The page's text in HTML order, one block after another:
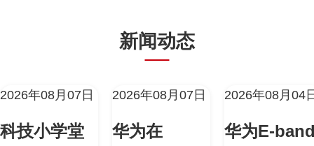
新闻动态
2026年08月07日
科技小学堂
2026年08月07日
华为在
2026年08月04
华为E-